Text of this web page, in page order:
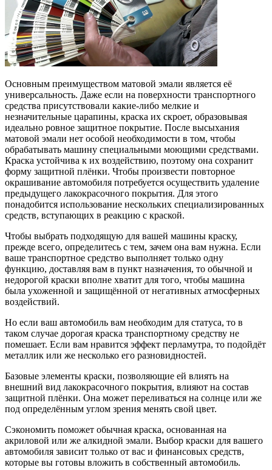
Основным преимуществом матовой эмали является её
универсальность. Даже если на поверхности транспортного
средства присутствовали какие-либо мелкие и
незначительные царапины, краска их скроет, образовывая
идеально ровное защитное покрытие. После высыхания
матовой эмали нет особой необходимости в том, чтобы
обрабатывать машину специальными моющими средствами.
Краска устойчива к их воздействию, поэтому она сохранит
форму защитной плёнки. Чтобы произвести повторное
окрашивание автомобиля потребуется осуществить удаление
предыдущего лакокрасочного покрытия. Для этого
понадобится использование нескольких специализированных
средств, вступающих в реакцию с краской.
Чтобы выбрать подходящую для вашей машины краску,
прежде всего, определитесь с тем, зачем она вам нужна. Если
ваше транспортное средство выполняет только одну
функцию, доставляя вам в пункт назначения, то обычной и
недорогой краски вполне хватит для того, чтобы машина
была ухоженной и защищённой от негативных атмосферных
воздействий.
Но если ваш автомобиль вам необходим для статуса, то в
таком случае дорогая краска транспортному средству не
помешает. Если вам нравится эффект перламутра, то подойдёт
металлик или же несколько его разновидностей.
Базовые элементы краски, позволяющие ей влиять на
внешний вид лакокрасочного покрытия, влияют на состав
защитной плёнки. Она может переливаться на солнце или же
под определённым углом зрения менять свой цвет.
Сэкономить поможет обычная краска, основанная на
акриловой или же алкидной эмали. Выбор краски для вашего
автомобиля зависит только от вас и финансовых средств,
которые вы готовы вложить в собственный автомобиль.